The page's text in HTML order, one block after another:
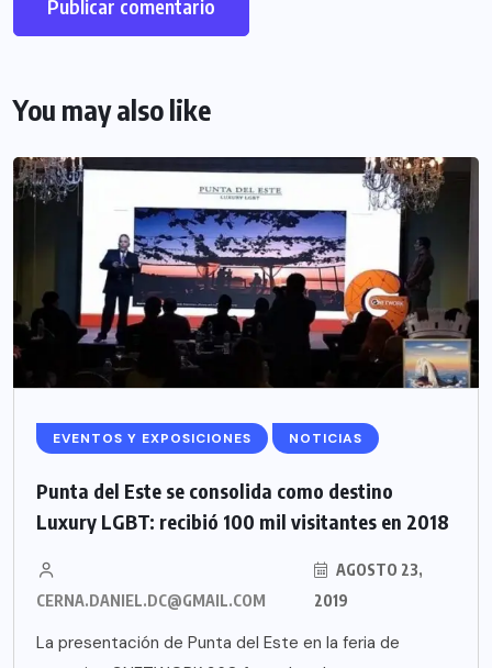
You may also like
EVENTOS Y EXPOSICIONES NOTICIAS
Punta del Este se consolida como destino
Luxury LGBT: recibió 100 mil visitantes en 2018
CERNA.DANIEL.DC@GMAIL.COM
AGOSTO 23,
2019
La presentación de Punta del Este en la feria de